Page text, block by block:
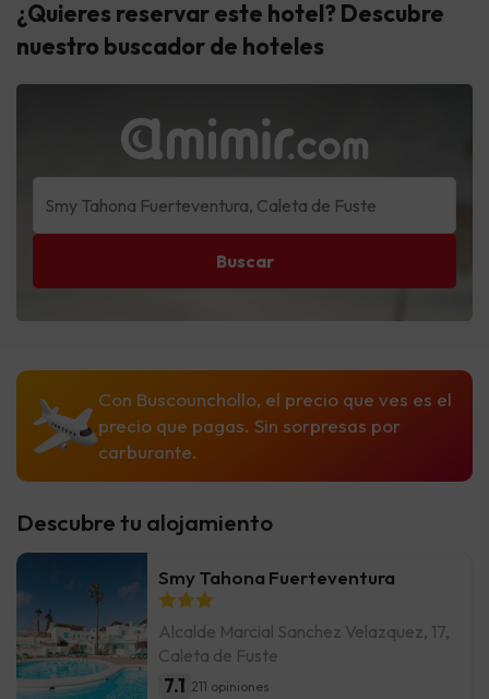
Con Buscounchollo, el precio que ves es el
precio que pagas. Sin sorpresas por
carburante.
Descubre tu alojamiento
Smy Tahona Fuerteventura
Alcalde Marcial Sanchez Velazquez, 17,
Caleta de Fuste
7.1 211 opiniones
¿Quieres reservar este hotel? Descubre
nuestro buscador de hoteles
Buscar